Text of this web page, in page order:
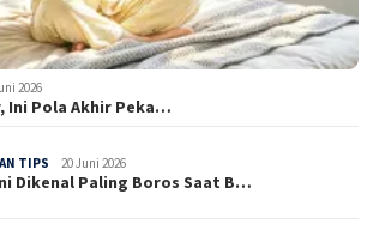
2026
Ini Pola Akhir Peka…
TIPS 20 Juni 2026
Dikenal Paling Boros Saat B…